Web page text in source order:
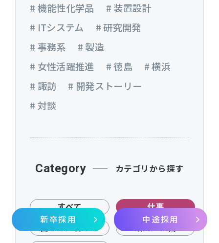
# 機能性化学品
# 装置設計
# ITシステム
# 研究開発
# 事務系
# 製造
# 女性活躍推進
# 徳島
# 横浜
# 諏訪
# 開発ストーリー
# 対談
Category カテゴリから探す
すべて
仕事
働き方／暮らし
研究／技術
新卒採用 中途採用